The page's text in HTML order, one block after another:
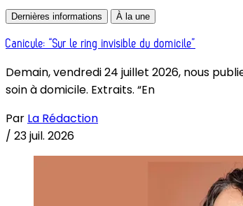
Dernières informations À la une
Canicule: “Sur le ring invisible du domicile”
Demain, vendredi 24 juillet 2026, nous
soin à domicile. Extraits. “En
Par La Rédaction
/ 23 juil. 2026